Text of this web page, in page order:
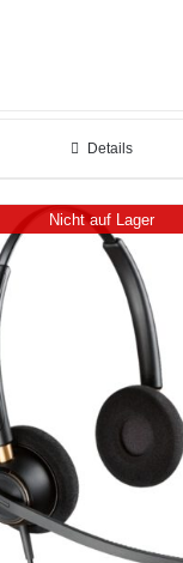
Details
Nicht auf Lager